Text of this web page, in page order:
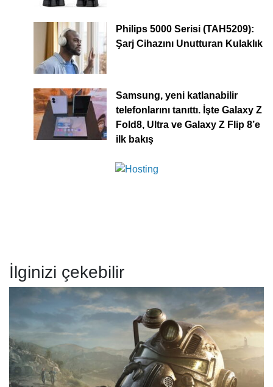
Philips 5000 Serisi (TAH5209):
Şarj Cihazını Unutturan Kulaklık
Samsung, yeni katlanabilir
telefonlarını tanıttı. İşte Galaxy Z
Fold8, Ultra ve Galaxy Z Flip 8’e
ilk bakış
İlginizi çekebilir